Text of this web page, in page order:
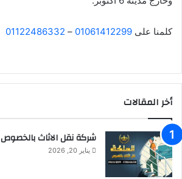
كلمنا على 01061412299
–
01122486332
أخر المقالات
شركة نقل الاثاث بالخصوص
يناير 20, 2026